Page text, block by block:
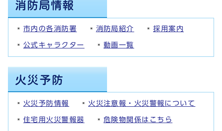
市内の各消防署 消防局紹介 採用案内
公式キャラクター 動画一覧
火災予防情報 火災注意報・火災警報について
住宅用火災警報器 危険物関係はこちら